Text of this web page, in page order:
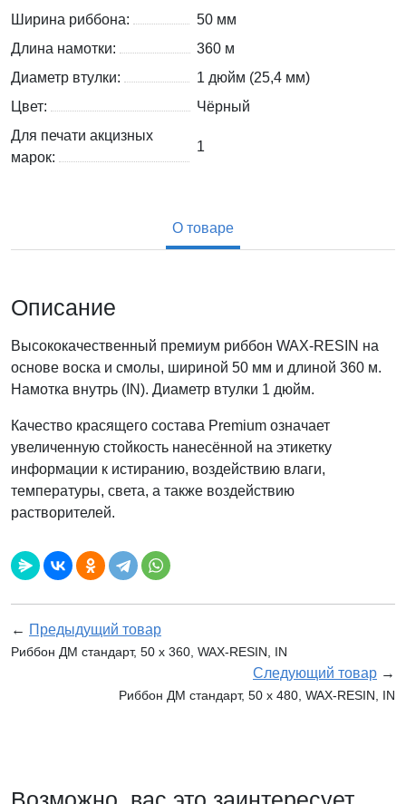
Ширина риббона:
50 мм
Длина намотки:
360 м
Диаметр втулки:
1 дюйм (25,4 мм)
Цвет:
Чёрный
Для печати акцизных
марок:
1
О товаре
Описание
Высококачественный премиум риббон WAX-RESIN на
основе воска и смолы, шириной 50 мм и длиной 360 м.
Намотка внутрь (IN). Диаметр втулки 1 дюйм.
Качество красящего состава Premium означает
увеличенную стойкость нанесённой на этикетку
информации к истиранию, воздействию влаги,
температуры, света, а также воздействию
растворителей.
← Предыдущий товар
Риббон ДМ стандарт, 50 х 360, WAX-RESIN, IN
Следующий товар →
Риббон ДМ стандарт, 50 х 480, WAX-RESIN, IN